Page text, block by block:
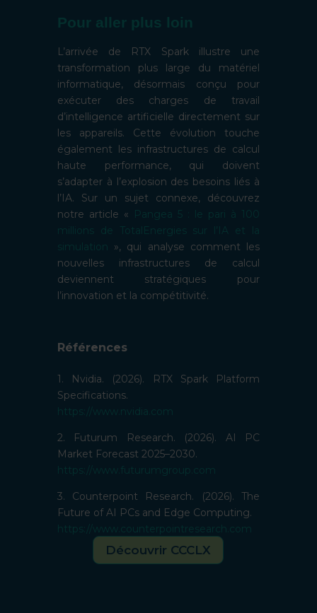
Pour aller plus loin
L’arrivée de RTX Spark illustre une
transformation plus large du matériel
informatique, désormais conçu pour
exécuter des charges de travail
d’intelligence artificielle directement sur
les appareils. Cette évolution touche
également les infrastructures de calcul
haute performance, qui doivent
s’adapter à l’explosion des besoins liés à
l’IA. Sur un sujet connexe, découvrez
notre article « Pangea 5 : le pari à 100
millions de TotalEnergies sur l’IA et la
simulation », qui analyse comment les
nouvelles infrastructures de calcul
deviennent stratégiques pour
l’innovation et la compétitivité.
Références
1. Nvidia. (2026). RTX Spark Platform
Specifications.
https://www.nvidia.com
2. Futurum Research. (2026). AI PC
Market Forecast 2025–2030.
https://www.futurumgroup.com
3. Counterpoint Research. (2026). The
Future of AI PCs and Edge Computing.
https://www.counterpointresearch.com
Découvrir CCCLX